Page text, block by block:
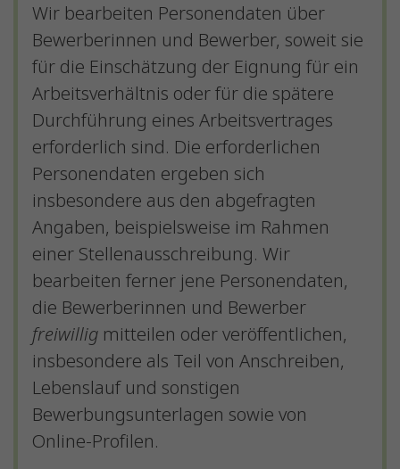
Wir bearbeiten Personendaten über
Bewerberinnen und Bewerber, soweit sie
für die Einschätzung der Eignung für ein
Arbeitsverhältnis oder für die spätere
Durchführung eines Arbeitsvertrages
erforderlich sind. Die erforderlichen
Personendaten ergeben sich
insbesondere aus den abgefragten
Angaben, beispielsweise im Rahmen
einer Stellenausschreibung. Wir
bearbeiten ferner jene Personendaten,
die Bewerberinnen und Bewerber
freiwillig mitteilen oder veröffentlichen,
insbesondere als Teil von Anschreiben,
Lebenslauf und sonstigen
Bewerbungsunterlagen sowie von
Online-Profilen.